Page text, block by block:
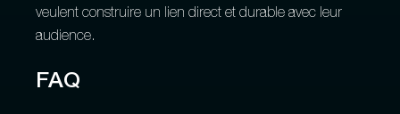
veulent construire un lien direct et durable avec leur
audience.
FAQ